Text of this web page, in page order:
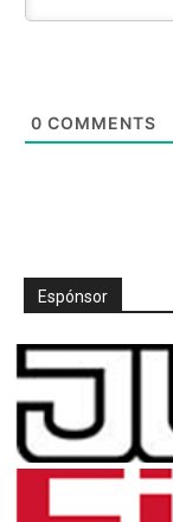
0 COMMENTS
Espónsor